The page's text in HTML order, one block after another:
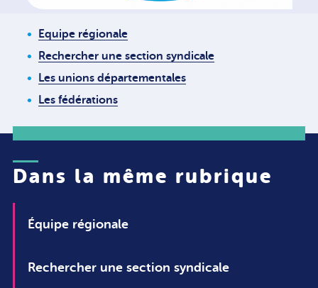
Equipe régionale
Rechercher une section syndicale
Les unions départementales
Les fédérations
Dans la même rubrique
Équipe régionale
Rechercher une section syndicale